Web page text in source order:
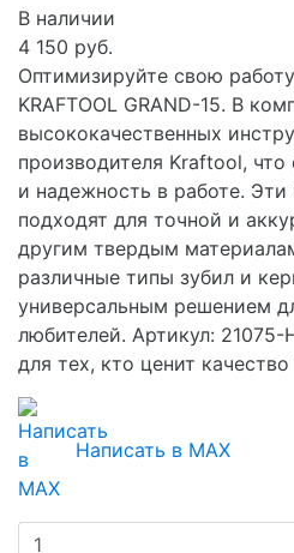
В наличии
4 150 руб.
Оптимизируйте свою
KRAFTOOL GRAND-15. В
высококачественных
производителя Kraftool, что
и надежность в работе.
подходят для точной и
другим твердым
различные типы зубил и
универсальным решением
любителей. Артикул:
для тех, кто ценит
Написать в MAX